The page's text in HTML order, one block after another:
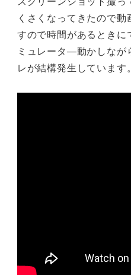
くさくなってきたので
すので時間があるときに
ミュレータ―動かしなが
レが結構発生しています